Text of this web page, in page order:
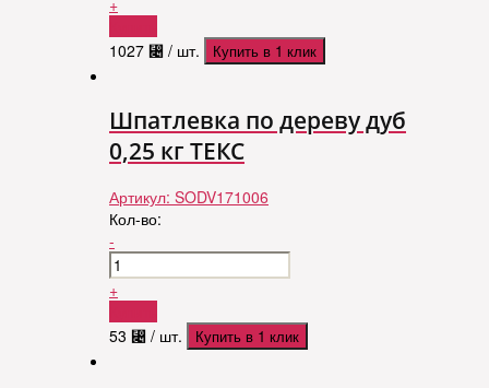
1027 ⃄ / шт. Купить в 1 клик
Шпатлевка по дереву дуб
0,25 кг ТЕКС
Артикул: SODV171006
Кол-во:
-
+
53 ⃄ / шт. Купить в 1 клик